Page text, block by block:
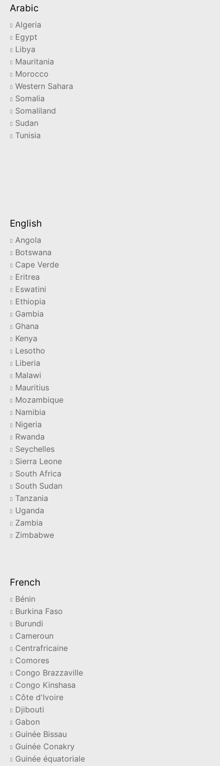
Arabic
Algeria
Egypt
Libya
Mauritania
Morocco
Western Sahara
Somalia
Somaliland
Sudan
Tunisia
English
Angola
Botswana
Cape Verde
Eritrea
Eswatini
Ethiopia
Gambia
Ghana
Kenya
Lesotho
Liberia
Malawi
Mauritius
Mozambique
Namibia
Nigeria
Rwanda
Seychelles
Sierra Leone
South Africa
South Sudan
Tanzania
Uganda
Zambia
Zimbabwe
French
Bénin
Burkina Faso
Burundi
Cameroun
Centrafricaine
Comores
Congo Brazzaville
Congo Kinshasa
Côte d'Ivoire
Djibouti
Gabon
Guinée Bissau
Guinée Conakry
Guinée équatoriale